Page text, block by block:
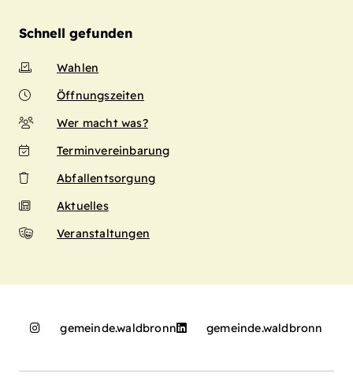
Schnell gefunden
Wahlen
Öffnungszeiten
Wer macht was?
Terminvereinbarung
Abfallentsorgung
Aktuelles
Veranstaltungen
gemeinde.waldbronn gemeinde.waldbronn